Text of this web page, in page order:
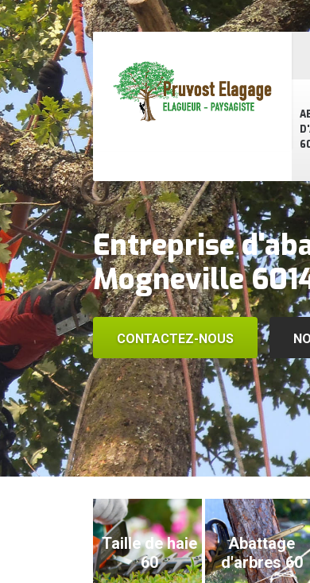
Entreprise
Mogneville
CONTACTEZ-NOUS
Taille de haie
60
Abattage
d'arbres 60